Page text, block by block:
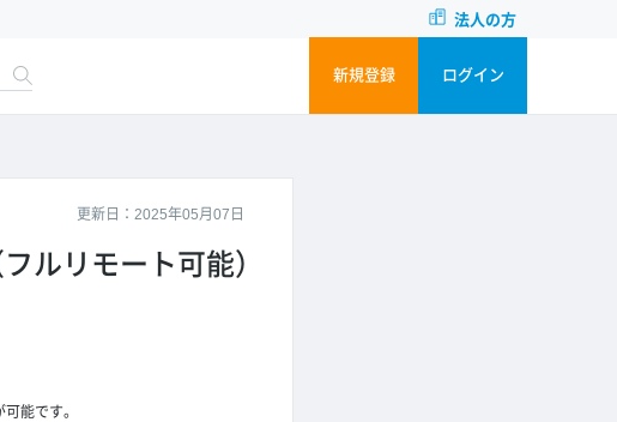
法人の方
新規登録 ログイン
更新日：2025年05月07日
ルリモート可能）
能です。